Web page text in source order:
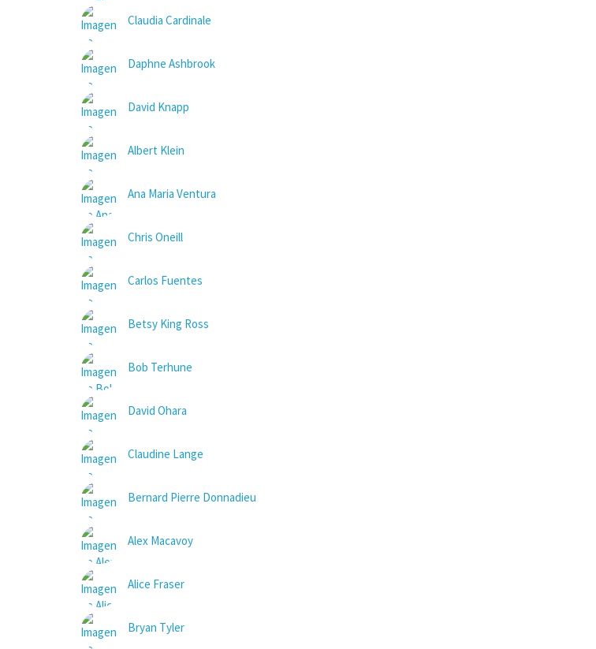
Claudia Cardinale
Daphne Ashbrook
David Knapp
Albert Klein
Ana Maria Ventura
Chris Oneill
Carlos Fuentes
Betsy King Ross
Bob Terhune
David Ohara
Claudine Lange
Bernard Pierre Donnadieu
Alex Macavoy
Alice Fraser
Bryan Tyler